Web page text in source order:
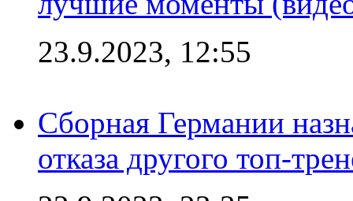
23.9.2023, 12:55
Сборная Германии
отказа другого топ-